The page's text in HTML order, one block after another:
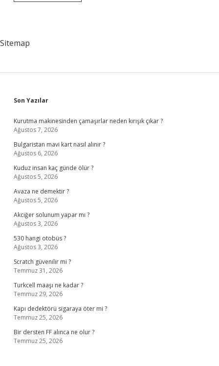
Sitemap
Sidebar
Son Yazılar
Kurutma makinesinden çamaşırlar neden kırışık çıkar ?
Ağustos 7, 2026
Bulgaristan mavi kart nasıl alınır ?
Ağustos 6, 2026
Kuduz insan kaç günde ölür ?
Ağustos 5, 2026
Avaza ne demektir ?
Ağustos 5, 2026
Akciğer solunum yapar mı ?
Ağustos 3, 2026
530 hangi otobüs ?
Ağustos 3, 2026
Scratch güvenilir mi ?
Temmuz 31, 2026
Turkcell maaşı ne kadar ?
Temmuz 29, 2026
Kapı dedektörü sigaraya öter mi ?
Temmuz 25, 2026
Bir dersten FF alınca ne olur ?
Temmuz 25, 2026